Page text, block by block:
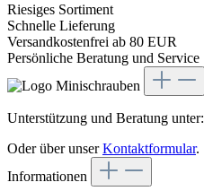
Riesiges Sortiment
Schnelle Lieferung
Versandkostenfrei ab 80 EUR
Persönliche Beratung und Service
Unterstützung und Beratung unter:
Oder über unserKontaktformular.
Informationen